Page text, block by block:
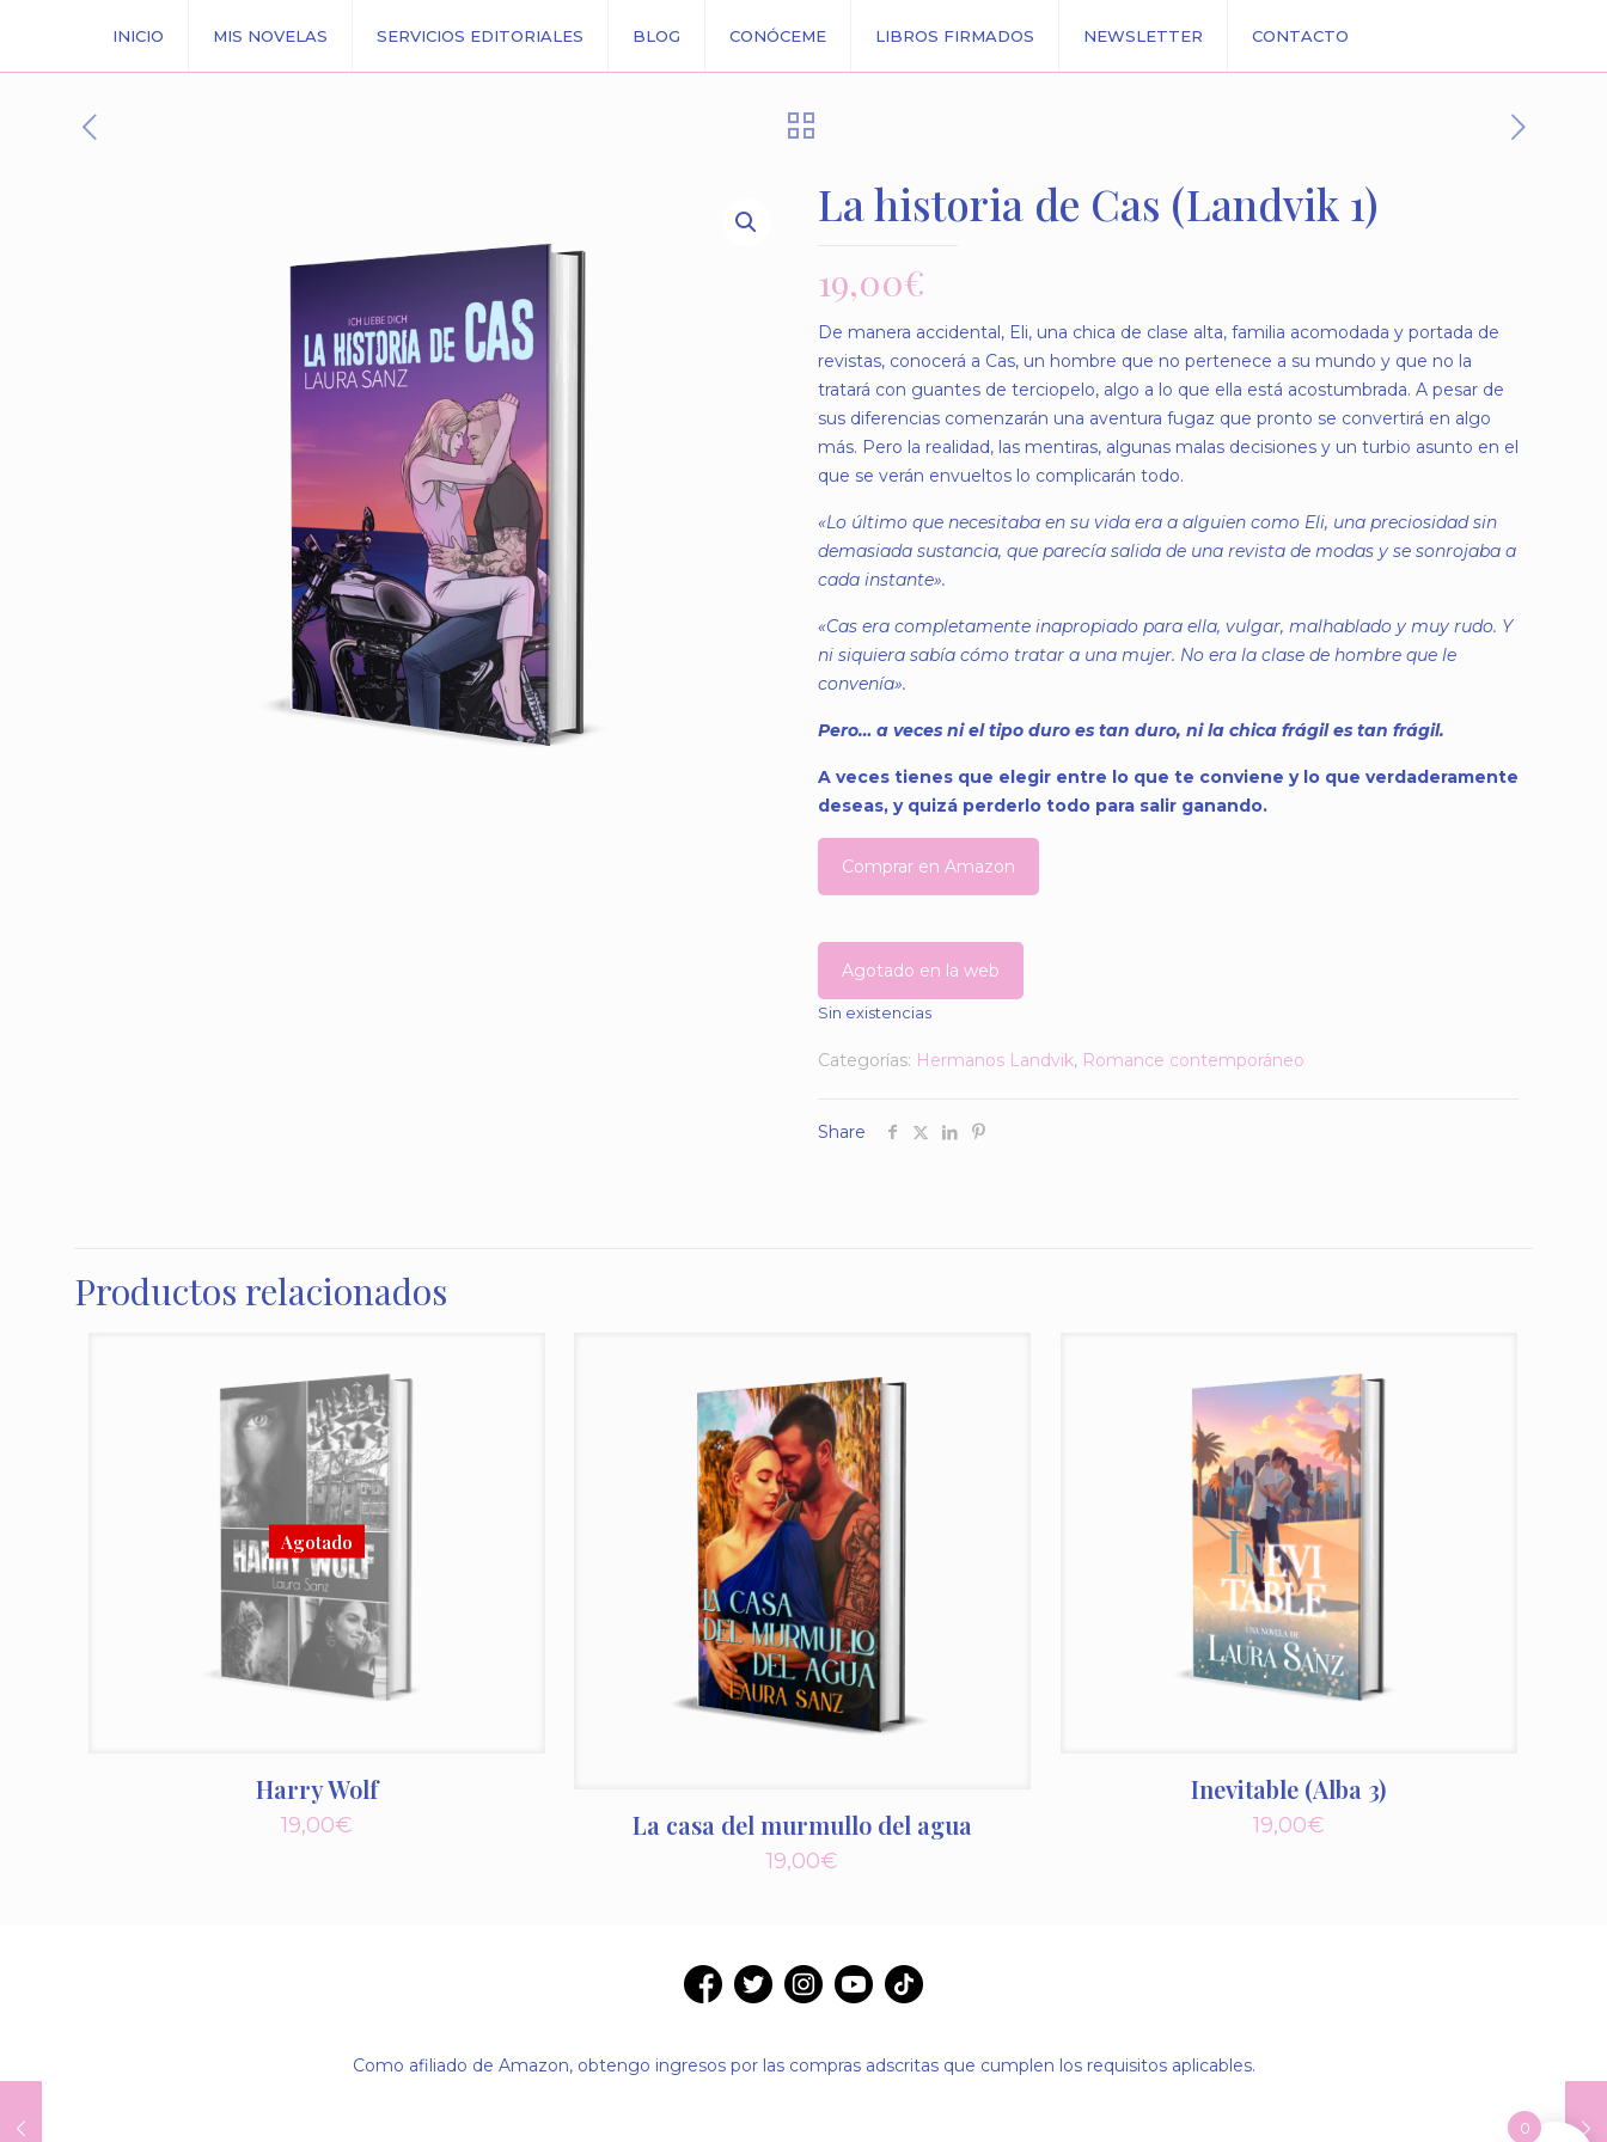
INICIO MIS NOVELAS SERVICIOS EDITORIALES BLOG CONÓCEME LIBROS FIRMADOS NEWSLETTER CONTACTO
La historia de Cas (Landvik 1)
19,00€
De manera accidental, Eli, una chica de clase alta, familia acomodada y portada de
revistas, conocerá a Cas, un hombre que no pertenece a su mundo y que no la
tratará con guantes de terciopelo, algo a lo que ella está acostumbrada. A pesar de
sus diferencias comenzarán una aventura fugaz que pronto se convertirá en algo
más. Pero la realidad, las mentiras, algunas malas decisiones y un turbio asunto en el
que se verán envueltos lo complicarán todo.
«Lo último que necesitaba en su vida era a alguien como Eli, una preciosidad sin
demasiada sustancia, que parecía salida de una revista de modas y se sonrojaba a
cada instante».
«Cas era completamente inapropiado para ella, vulgar, malhablado y muy rudo. Y
ni siquiera sabía cómo tratar a una mujer. No era la clase de hombre que le
convenía».
Pero… a veces ni el tipo duro es tan duro, ni la chica frágil es tan frágil.
A veces tienes que elegir entre lo que te conviene y lo que verdaderamente
deseas, y quizá perderlo todo para salir ganando.
Comprar en Amazon
Agotado en la web
Sin existencias
Categorías: Hermanos Landvik, Romance contemporáneo
Share
Productos relacionados
Harry Wolf
19,00€ La casa del murmullo del agua
19,00€
Inevitable (Alba 3)
19,00€
Como afiliado de Amazon, obtengo ingresos por las compras adscritas que cumplen los requisitos aplicables.
0